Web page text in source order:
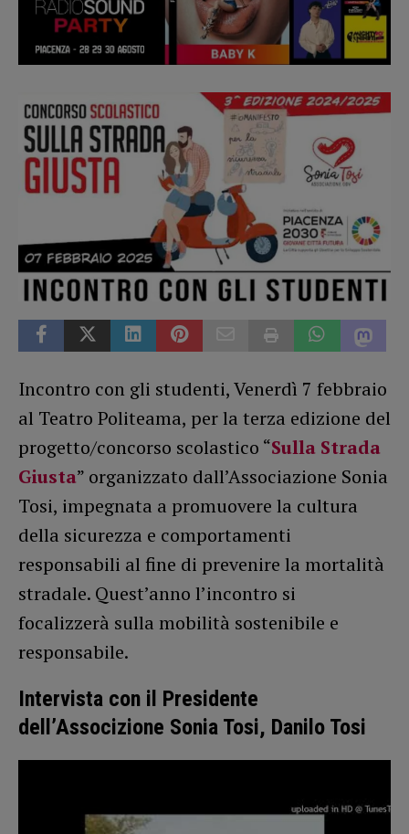
Incontro con gli studenti, Venerdì 7 febbraio
al Teatro Politeama, per la terza edizione del
progetto/concorso scolastico “Sulla Strada
Giusta” organizzato dall’Associazione Sonia
Tosi, impegnata a promuovere la cultura
della sicurezza e comportamenti
responsabili al fine di prevenire la mortalità
stradale. Quest’anno l’incontro si
focalizzerà sulla mobilità sostenibile e
responsabile.
Intervista con il Presidente
dell’Associzione Sonia Tosi, Danilo Tosi